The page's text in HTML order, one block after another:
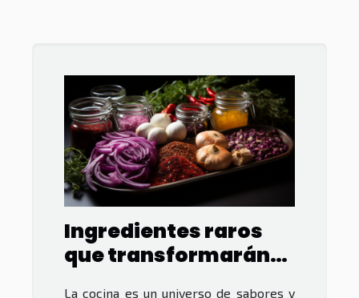
Ingredientes raros
que transformarán
La cocina es un universo de sabores y